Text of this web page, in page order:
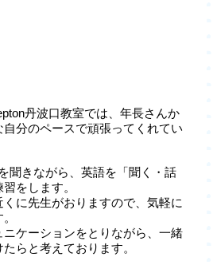
丹波口教室では、年長さんか
分のペースで頑張ってくれてい
聞きながら、英語を「聞く・話
をします。
に先生がおりますので、気軽に
ケーションをとりながら、一緒
らと考えております。